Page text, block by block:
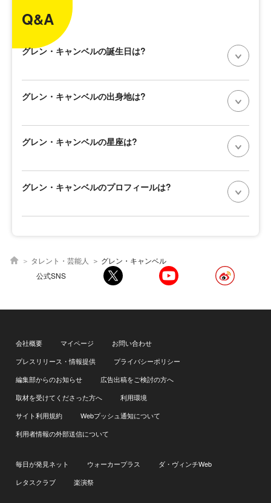
Q&A
グレン・キャンベルの誕生日は?
グレン・キャンベルの出身地は?
グレン・キャンベルの星座は?
グレン・キャンベルのプロフィールは?
タレント・芸能人
グレン・キャンベル
公式SNS
会社概要 マイページ
お問い合わせ
プレスリリース・情報提供
プライバシーポリシー
編集部からのお知らせ
広告出稿をご検討の方へ
取材を受けてくださった方へ
利用環境
サイト利用規約
Webプッシュ通知について
利用者情報の外部送信について
毎日が発見ネット ウォーカープラス
ダ・ヴィンチWeb
レタスクラブ
楽演祭